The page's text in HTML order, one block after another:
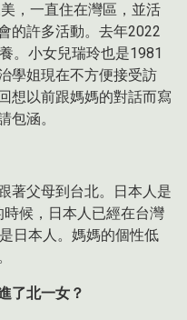
，一直住在灣區，並活
的許多活動。去年2022
。小女兒瑞玲也是1981
學姐現在不方便接受訪
想以前跟媽媽的對話而寫
包涵。
著父母到台北。日本人是
候，日本人已經在台灣
日本人。媽媽的個性低
了北一女？